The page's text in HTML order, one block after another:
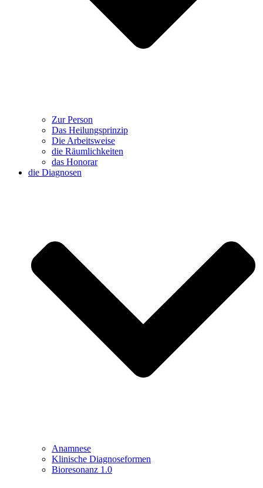
Zur Person
Das Heilungsprinzip
Die Arbeitsweise
die Räumlichkeiten
das Honorar
die Diagnosen
Anamnese
Klinische Diagnoseformen
Bioresonanz 1.0